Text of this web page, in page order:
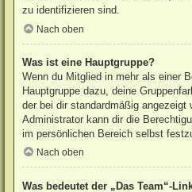
zu identifizieren sind.
Nach oben
Was ist eine Hauptgruppe?
Wenn du Mitglied in mehr als einer
Hauptgruppe dazu, deine
der bei dir standardmäßig angezeigt
Administrator kann dir die
im persönlichen Bereich selbst
Nach oben
Was bedeutet der „Das Team“-